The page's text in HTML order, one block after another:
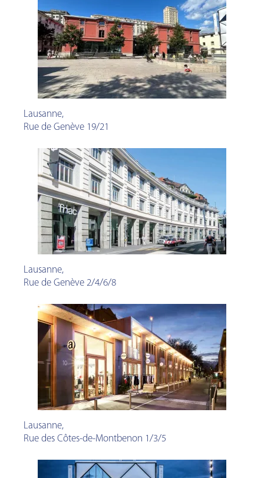
Lausanne,
Rue de Genève 19/21
Lausanne,
Rue de Genève 2/4/6/8
Lausanne,
Rue des Côtes-de-Montbenon 1/3/5